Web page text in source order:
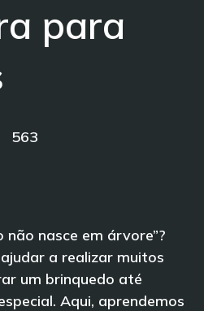
para
563
não nasce em árvore”?
a realizar muitos
um brinquedo até
Aqui, aprendemos